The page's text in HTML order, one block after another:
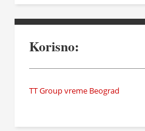
Korisno:
TT Group vreme Beograd